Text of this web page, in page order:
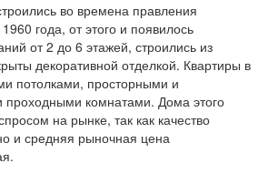
во времена правления
года, от этого и появилось
от 2 до 6 этажей, строились из
декоративной отделкой. Квартиры в
потолками, просторными и
проходными комнатами. Дома этого
на рынке, так как качество
и средняя рыночная цена